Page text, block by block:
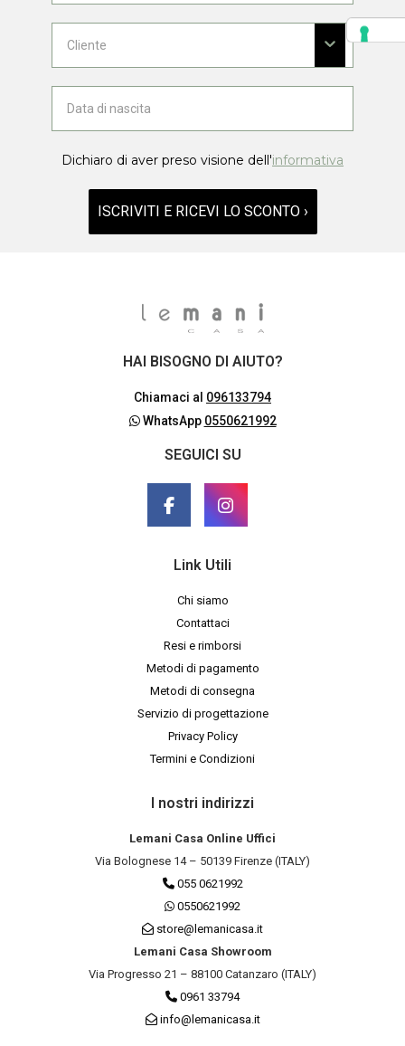
Dichiaro di aver preso visione dell'informativa
ISCRIVITI E RICEVI LO SCONTO ›
HAI BISOGNO DI AIUTO?
Chiamaci al 096133794
WhatsApp 0550621992
SEGUICI SU
Link Utili
Chi siamo
Contattaci
Resi e rimborsi
Metodi di pagamento
Metodi di consegna
Servizio di progettazione
Privacy Policy
Termini e Condizioni
I nostri indirizzi
Lemani Casa Online Uffici
Via Bolognese 14 – 50139 Firenze (ITALY)
055 0621992
0550621992
store@lemanicasa.it
Lemani Casa Showroom
Via Progresso 21 – 88100 Catanzaro (ITALY)
0961 33794
info@lemanicasa.it